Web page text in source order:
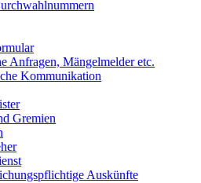
Anfragen, Mängelmelder etc.
Kommunikation
Gremien
Auskünfte